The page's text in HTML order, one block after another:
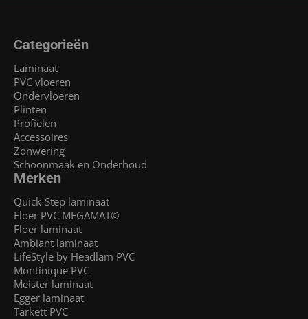
Categorieën
Laminaat
PVC vloeren
Ondervloeren
Plinten
Profielen
Accessoires
Zonwering
Schoonmaak en Onderhoud
Merken
Quick-Step laminaat
Floer PVC MEGAMAT©
Floer laminaat
Ambiant laminaat
LifeStyle by Headlam PVC
Montinique PVC
Meister laminaat
Egger laminaat
Tarkett PVC